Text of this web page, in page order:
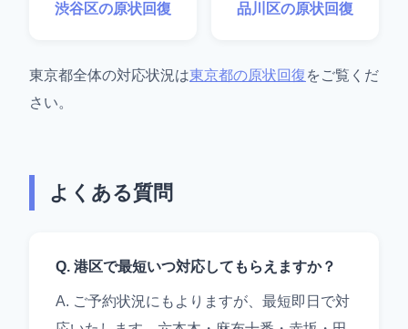
渋谷区の原状回復 品川区の原状回復
東京都全体の対応状況は東京都の原状回復 をご覧くだ
さい。
よくある質問
Q. 港区で最短いつ対応してもらえますか？
A. ご予約状況にもよりますが、最短即日で対